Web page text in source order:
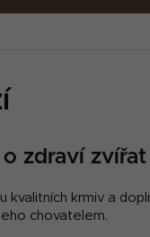
o zdraví zvířat
krmiv a
chovatelem.